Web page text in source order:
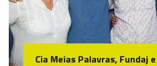
Cia Meias Palavras, Fundaj